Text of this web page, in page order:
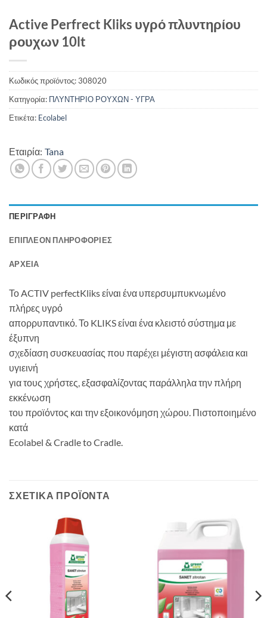
Active Perfrect Kliks υγρό πλυντηρίου
ρουχων 10lt
Κωδικός προϊόντος:308020
Κατηγορία: ΠΛΥΝΤΗΡΙΟ ΡΟΥΧΩΝ - ΥΓΡΑ
Ετικέτα: Ecolabel
Εταιρία: Tana
ΠΕΡΙΓΡΑΦΉ
ΕΠΙΠΛΈΟΝ ΠΛΗΡΟΦΟΡΊΕΣ
ΑΡΧΕΊΑ
Το ACTIV perfectKliks είναι ένα υπερσυμπυκνωμένο
πλήρες υγρό
απορρυπαντικό. Το KLIKS είναι ένα κλειστό σύστημα με
έξυπνη
σχεδίαση συσκευασίας που παρέχει μέγιστη ασφάλεια και
υγιεινή
για τους χρήστες, εξασφαλίζοντας παράλληλα την πλήρη
εκκένωση
του προϊόντος και την εξοικονόμηση χώρου. Πιστοποιημένο
κατά
Ecolabel & Cradle to Cradle.
ΣΧΕΤΙΚΆ ΠΡΟΪΌΝΤΑ